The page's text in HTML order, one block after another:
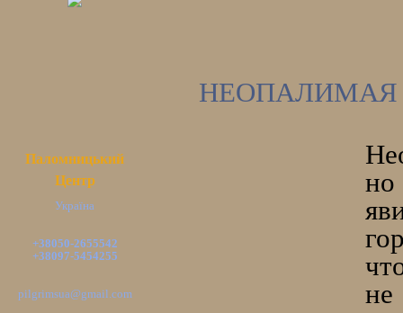
Паломницький
Центр
Україна
+38050-2655542
+38097-5454255
pilgrimsua@gmail.com
но